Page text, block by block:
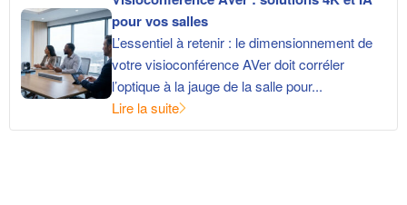
pour vos salles
L’essentiel à retenir : le dimensionnement de
votre visioconférence AVer doit corréler
l’optique à la jauge de la salle pour...
Lire la suite